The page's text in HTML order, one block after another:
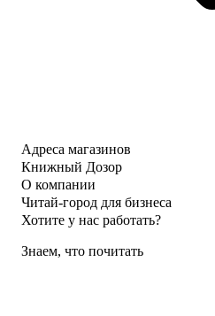
Адреса магазинов
Книжный Дозор
О компании
Читай-город для бизнеса
Хотите у нас работать?
Знаем, что почитать